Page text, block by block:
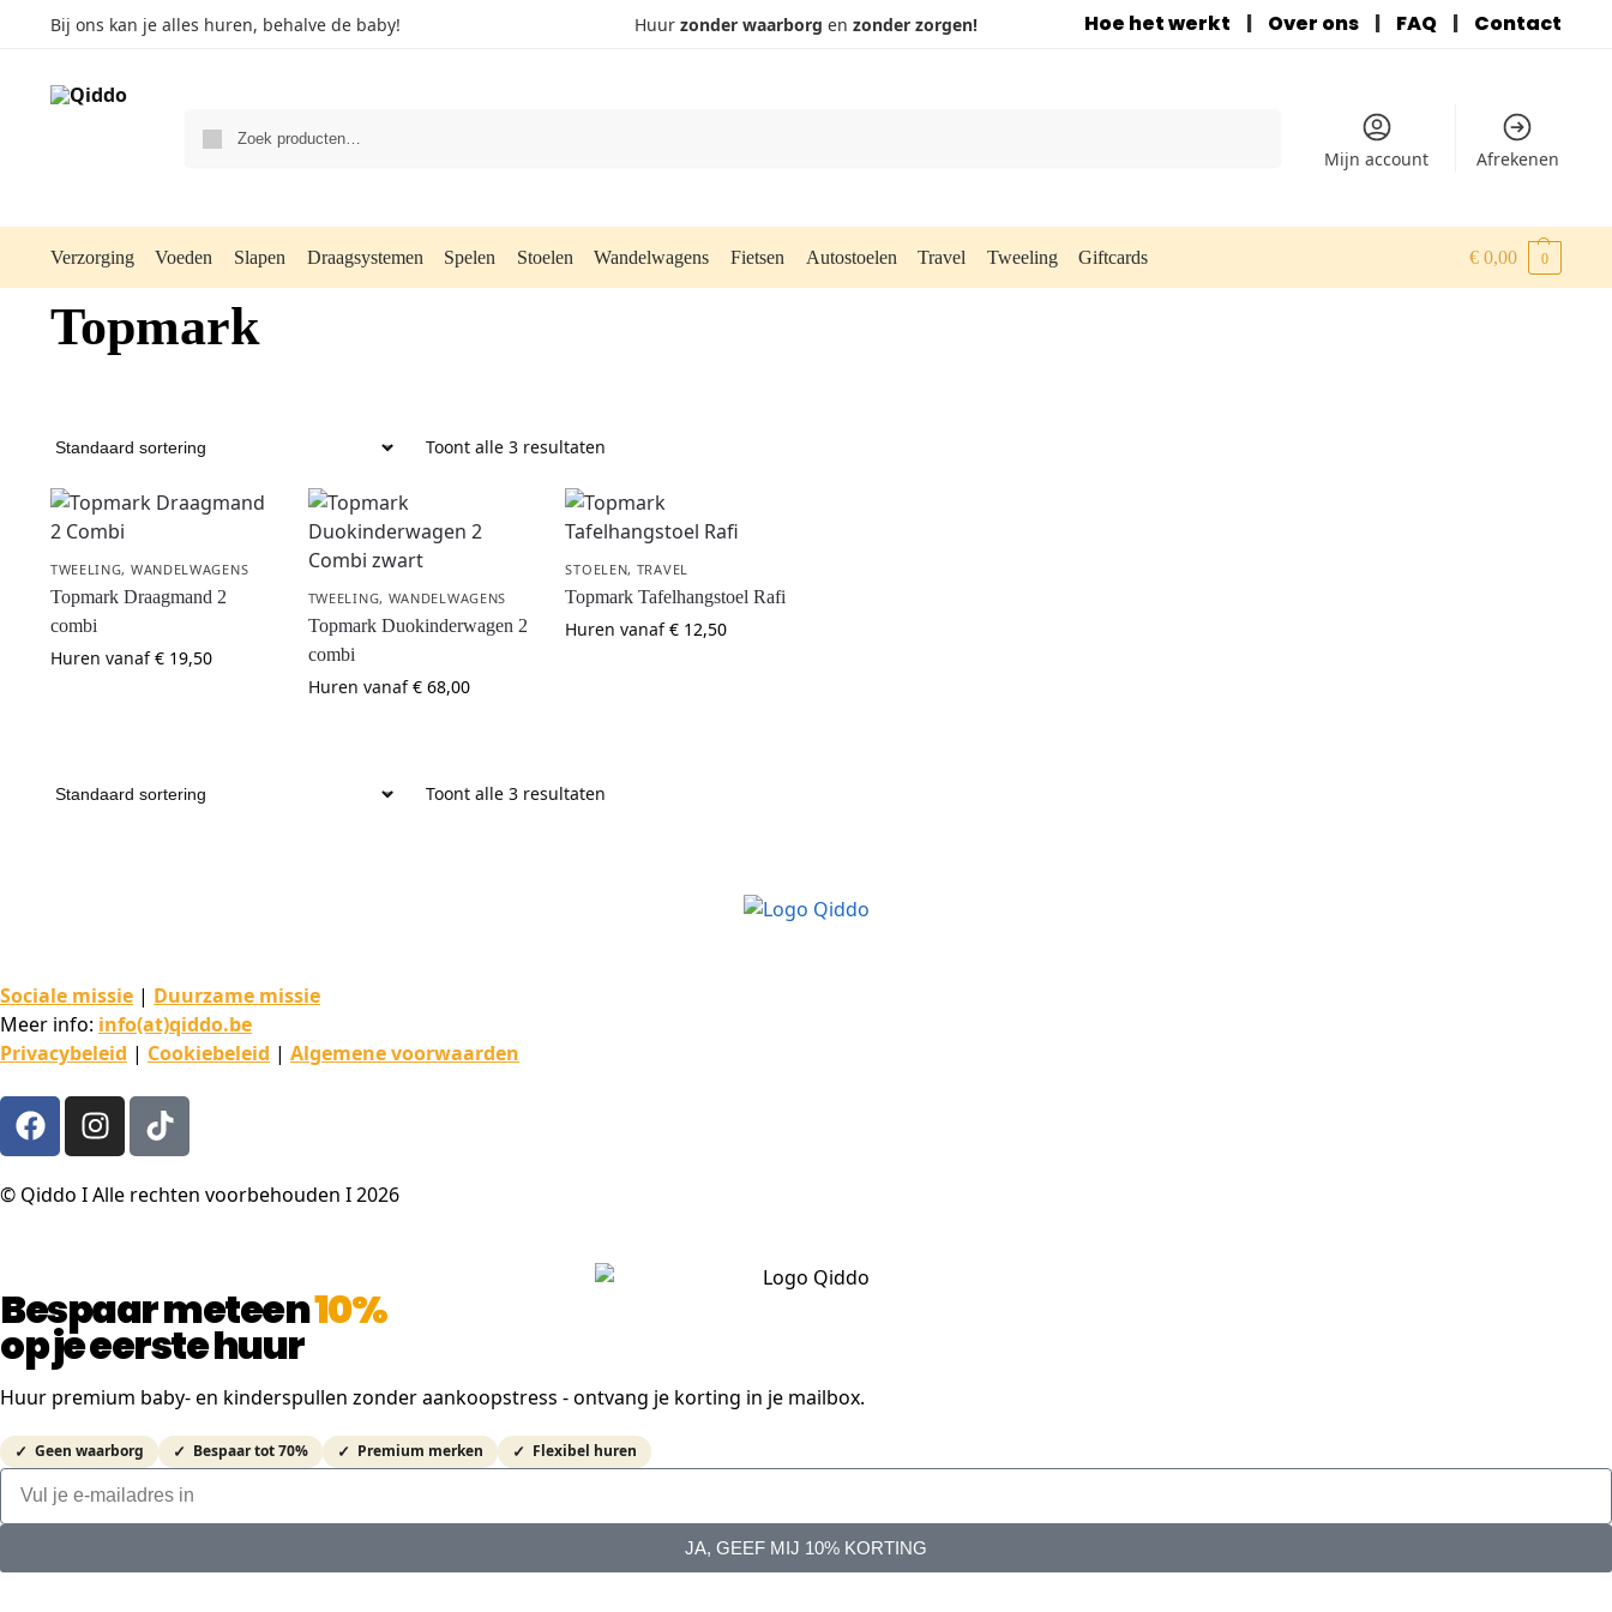
Bij ons kan je alles huren, behalve de baby! Huur zonder waarborg en zonder zorgen! Hoe het werkt | Over ons | FAQ | Contact
Mijn account Afrekenen
Verzorging Voeden Slapen Draagsystemen Spelen Stoelen Wandelwagens Fietsen Autostoelen Travel Tweeling Giftcards € 0,00 0
Topmark
Toont alle 3 resultaten
TWEELING, WANDELWAGENS
Topmark Draagmand 2
combi
Huren vanaf€19,50
TWEELING, WANDELWAGENS
Topmark Duokinderwagen 2
combi
Huren vanaf€68,00
STOELEN, TRAVEL
Topmark Tafelhangstoel Rafi
Huren vanaf€ 12,50
Toont alle 3 resultaten
Sociale missie | Duurzame missie
Meer info: info(at)qiddo.be
Privacybeleid | Cookiebeleid | Algemene voorwaarden
© Qiddo I Alle rechten voorbehouden I 2026
Bespaar meteen10%
op je eerste huur
Huur premium baby- en kinderspullen zonder aankoopstress - ontvang je korting in je mailbox.
Geen waarborg Bespaar tot 70% Premium merken Flexibel huren
JA, GEEF MIJ 10% KORTING